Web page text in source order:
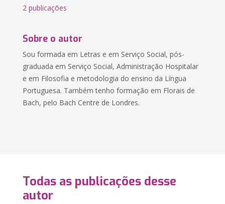
2 publicações
Sobre o autor
Sou formada em Letras e em Serviço Social, pós-
graduada em Serviço Social, Administração Hospitalar
e em Filosofia e metodologia do ensino da Língua
Portuguesa. Também tenho formação em Florais de
Bach, pelo Bach Centre de Londres.
Todas as publicações desse
autor